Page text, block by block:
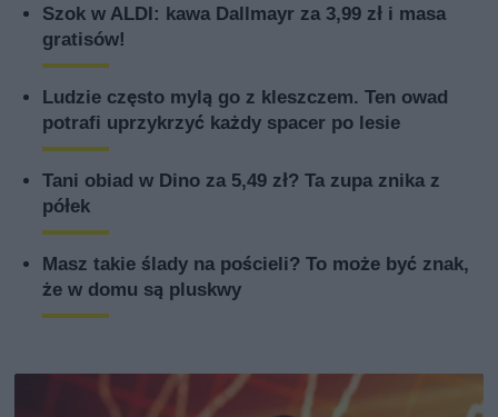
Szok w ALDI: kawa Dallmayr za 3,99 zł i masa
gratisów!
Ludzie często mylą go z kleszczem. Ten owad
potrafi uprzykrzyć każdy spacer po lesie
Tani obiad w Dino za 5,49 zł? Ta zupa znika z
półek
Masz takie ślady na pościeli? To może być znak,
że w domu są pluskwy